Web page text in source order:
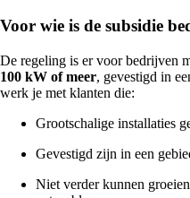
Voor wie is de subsidie
De regeling is er voor bedrijven
100 kW of meer, gevestigd in
werk je met klanten die:
Grootschalige installaties
Gevestigd zijn in een
Niet verder kunnen